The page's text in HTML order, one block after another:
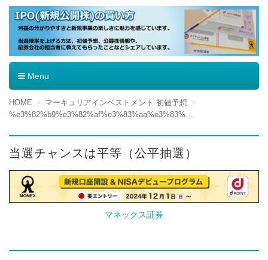
IPO（新規公開株）の買い方
Menu
コ
ン
ン
ツ
へ
移
動
HOME
マーキュリアインベストメント 初値予想
当選チャンスは平等（公平抽選）
マネックス証券